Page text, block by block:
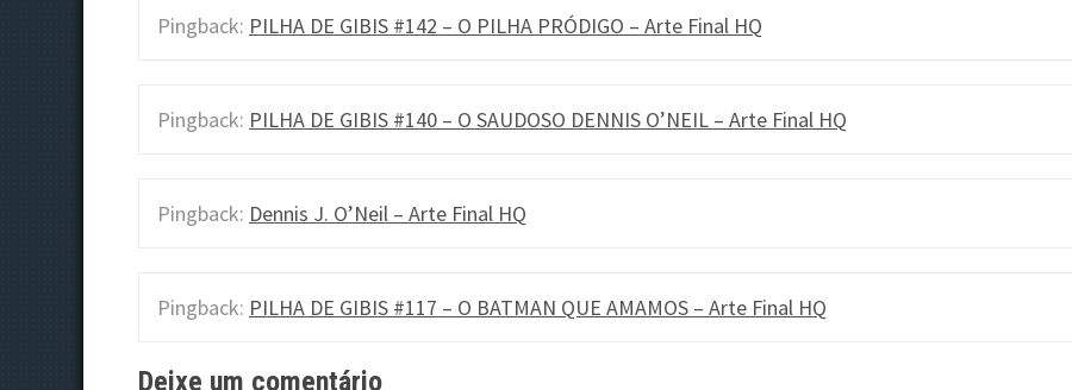
o
Pingback: PILHA DE GIBIS #142 – O PILHA PRÓDIGO – Arte Final HQ
Pingback: PILHA DE GIBIS #140 – O SAUDOSO DENNIS O’NEIL – Arte Final HQ
Pingback: Dennis J. O’Neil – Arte Final HQ
Pingback: PILHA DE GIBIS #117 – O BATMAN QUE AMAMOS – Arte Final HQ
Deixe um comentário